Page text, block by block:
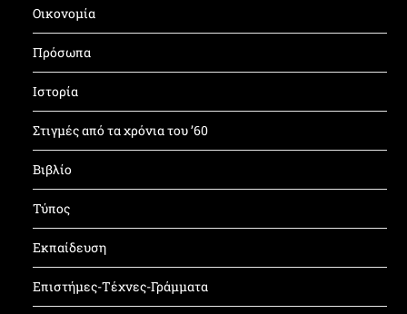
Οικονομία
Πρόσωπα
Ιστορία
Στιγμές από τα χρόνια του ’60
Βιβλίο
Τύπος
Εκπαίδευση
Επιστήμες-Τέχνες-Γράμματα